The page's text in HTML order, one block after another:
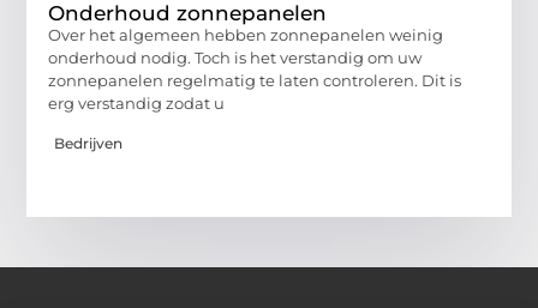
Onderhoud zonnepanelen
Over het algemeen hebben zonnepanelen weinig
onderhoud nodig. Toch is het verstandig om uw
zonnepanelen regelmatig te laten controleren. Dit is
erg verstandig zodat u
Bedrijven